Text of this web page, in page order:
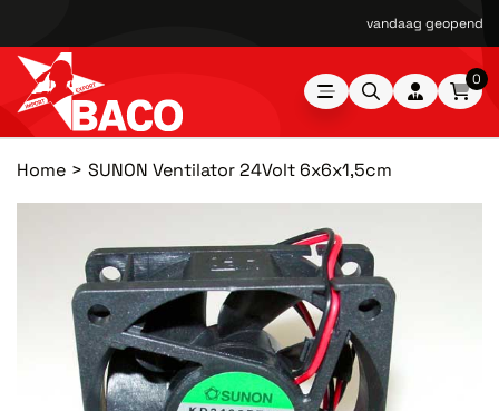
vandaag geopend
0
Home SUNON Ventilator 24Volt 6x6x1,5cm